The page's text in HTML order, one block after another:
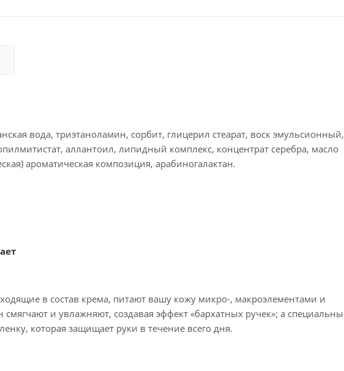
вода, триэтаноламин, сорбит, глицерил стеарат, воск эмульсионный,
аллантоил, липидный комплекс, концентрат серебра, масло
ароматическая композиция, арабиногалактан.
в состав крема, питают вашу кожу микро-, макроэлементами и
и увлажняют, создавая эффект «бархатных ручек»; а
которая защищает руки в течение всего дня.